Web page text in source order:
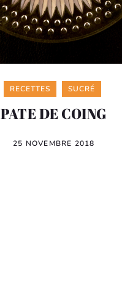
Categories
RECETTES SUCRÉ
PATE DE COING
25 NOVEMBRE 2018